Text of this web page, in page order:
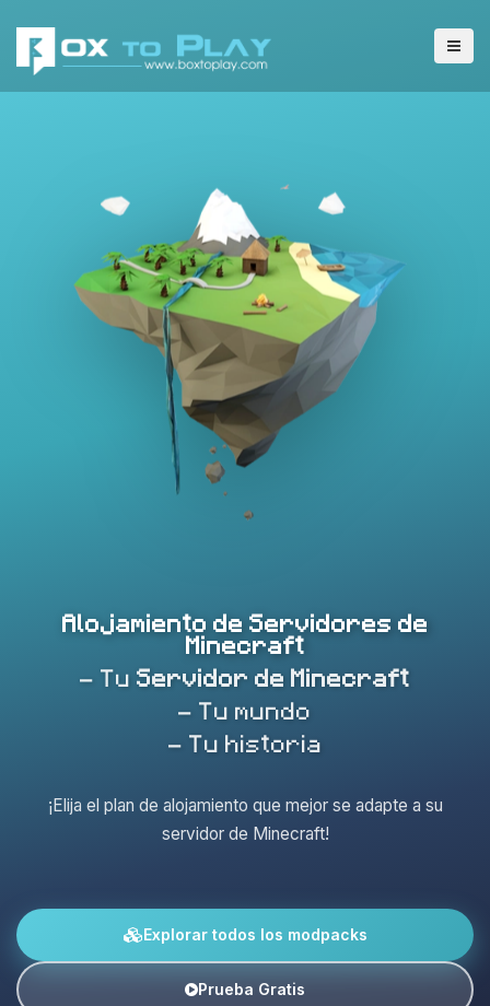
Alojamiento de Servidores de
Minecraft
- Tu Servidor de Minecraft
- Tu mundo
- Tu historia
¡Elija el plan de alojamiento que mejor se adapte a su
servidor de Minecraft!
Explorar todos los modpacks
Prueba Gratis